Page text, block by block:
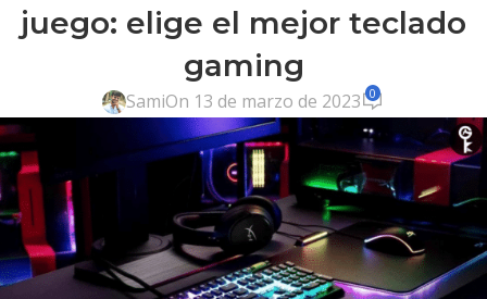
juego: elige el mejor teclado
gaming
SamiOn 13 de marzo de 2023 0